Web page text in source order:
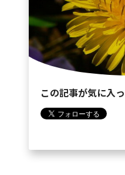
この記事が気に入